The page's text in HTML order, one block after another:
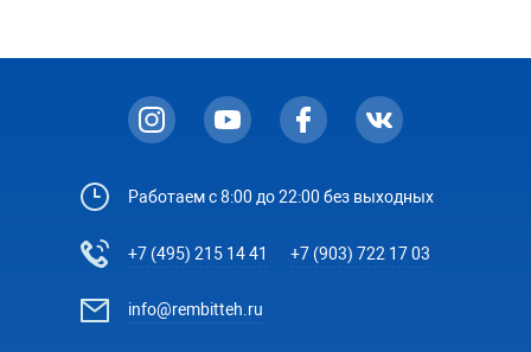
Работаем с 8:00 до 22:00 без выходных
+7 (495) 215 14 41 +7 (903) 722 17 03
info@rembitteh.ru